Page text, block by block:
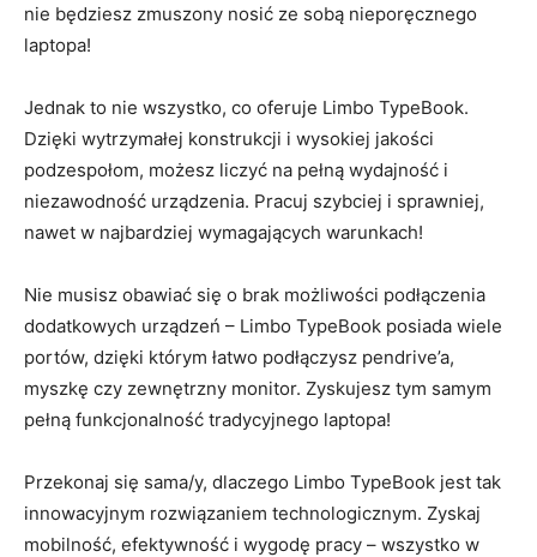
nie będziesz ⁢zmuszony nosić ze sobą nieporęcznego
laptopa!
Jednak to nie ⁤wszystko, co oferuje Limbo⁢ TypeBook.
Dzięki ⁣wytrzymałej konstrukcji i wysokiej‌ jakości
podzespołom, możesz liczyć ⁤na pełną wydajność‌ i
niezawodność urządzenia. Pracuj szybciej i sprawniej,
⁢nawet w najbardziej wymagających warunkach!
Nie⁣ musisz ‍obawiać​ się o brak ⁤możliwości podłączenia
dodatkowych⁣ urządzeń – Limbo ​TypeBook ⁣posiada‌ wiele‌
portów, ‌dzięki którym łatwo podłączysz pendrive’a,
⁣myszkę czy⁤ zewnętrzny monitor. ​Zyskujesz tym samym
pełną ​funkcjonalność ​tradycyjnego‌ laptopa!
Przekonaj się sama/y, dlaczego⁣ Limbo​ TypeBook jest tak
‌innowacyjnym rozwiązaniem technologicznym. ⁤Zyskaj
mobilność, efektywność i wygodę pracy – ⁣wszystko ⁤w⁤